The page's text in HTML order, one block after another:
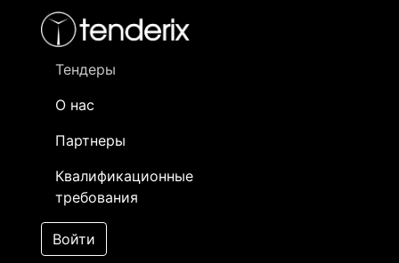
Тендеры
О нас
Партнеры
Квалификационные
требования
Войти
- активный лот
- сохраненный лот (не опубликован)
Закупка: Вакуумный
выключатель
[Завершен]
Лот №:4138
АУКЦИОН (покупка